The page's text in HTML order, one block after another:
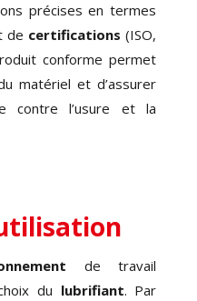
précises en termes
de certifications (ISO,
conforme permet
matériel et d’assurer
contre l’usure et la
de travail
du lubrifiant. Par